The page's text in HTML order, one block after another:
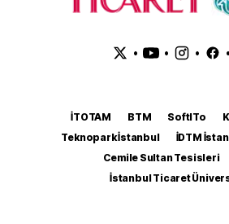
• • • •
İTOTAM BTM SoftITo
Teknopark İstanbul
İDTM
Cemile Sultan Tesisleri
İstanbul Ticaret